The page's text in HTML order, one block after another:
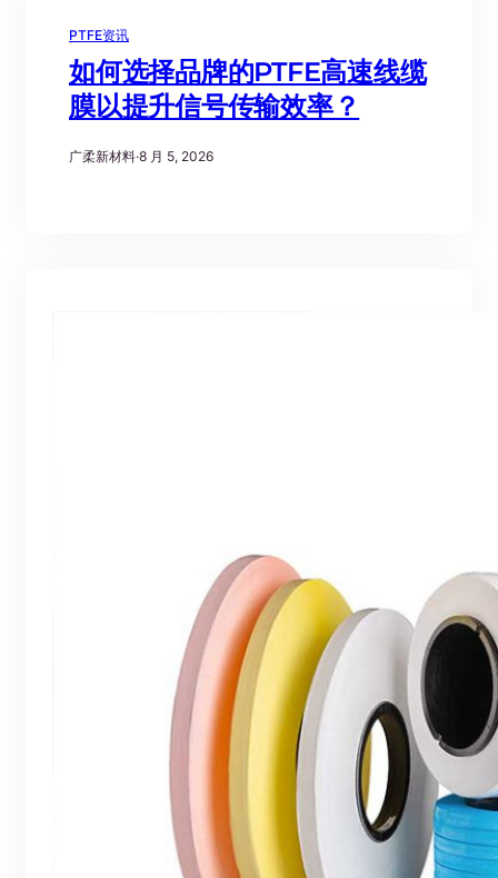
PTFE资讯
如何选择品牌的PTFE高速线缆
膜以提升信号传输效率？
广柔新材料·8 月 5, 2026